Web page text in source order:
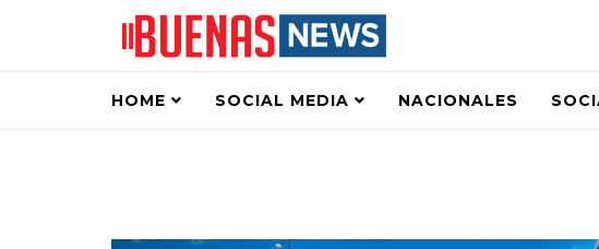
HOME SOCIAL MEDIA NACIONALES